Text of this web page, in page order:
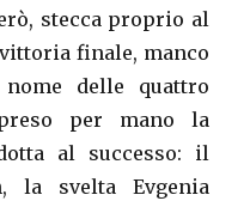
stecca proprio al
finale, manco
delle quattro
per mano la
al successo: il
la svelta Evgenia